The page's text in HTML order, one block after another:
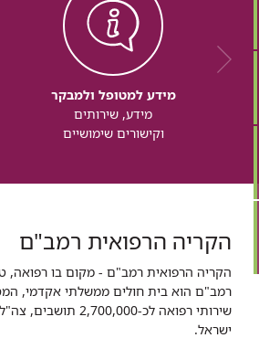
מידע למטופל ולמבקר
מידע, שירותים
וקישורים שימושיים
הקריה הרפואית רמב"ם
הקריה הרפואית רמב"ם - מקום בו רפואה,
ישראל.